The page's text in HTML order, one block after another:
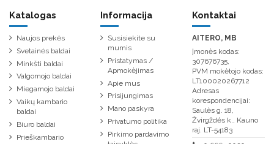
Katalogas
Naujos prekės
Svetainės baldai
Minkšti baldai
Valgomojo baldai
Miegamojo baldai
Vaikų kambario
baldai
Biuro baldai
Prieškambario
Informacija
Susisiekite su
mumis
Pristatymas /
Apmokėjimas
Apie mus
Prisijungimas
Mano paskyra
Privatumo politika
Pirkimo pardavimo
Kontaktai
AITERO, MB
Įmonės kodas:
307676735,
PVM mokėtojo kodas:
LT100020267712
Adresas
korespondencijai:
Saulės g. 18,
Žvirgždės k., Kauno
raj. LT-54183